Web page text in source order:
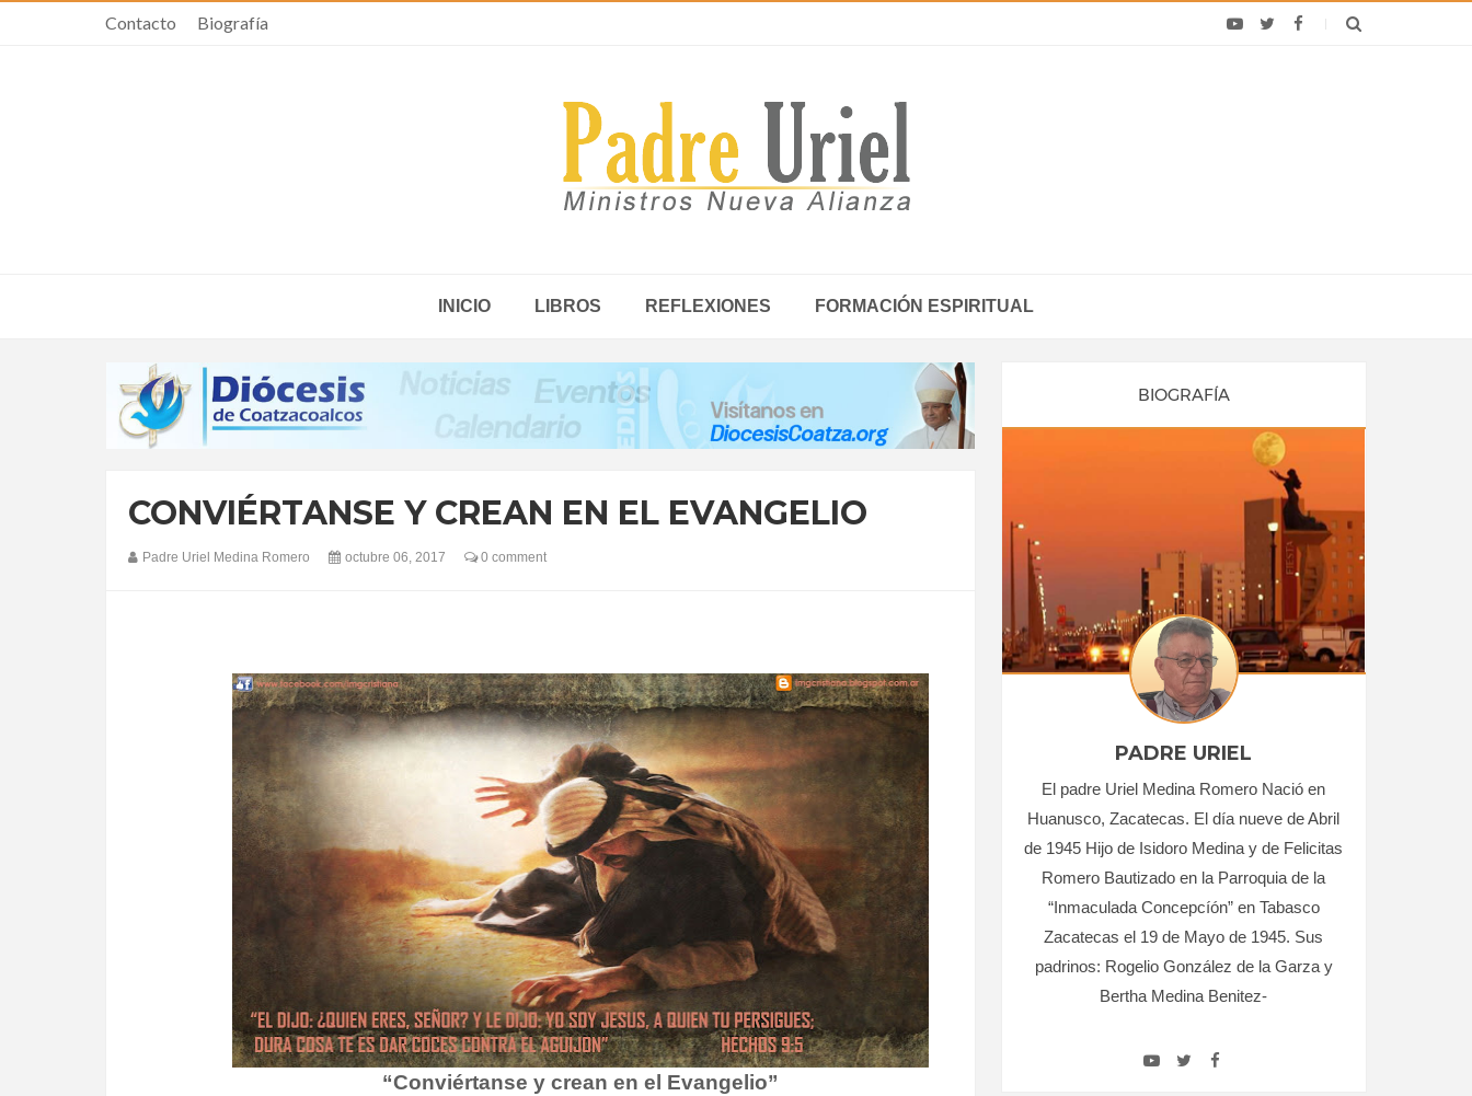
Contacto Biografía
INICIO LIBROS REFLEXIONES FORMACIÓN ESPIRITUAL
CONVIÉRTANSE Y CREAN EN EL EVANGELIO
Padre Uriel Medina Romero octubre 06, 2017 0 comment
“Conviértanse y crean en el Evangelio”
BIOGRAFÍA
PADRE URIEL
El padre Uriel Medina Romero Nació en
Huanusco, Zacatecas. El día nueve de Abril
de 1945 Hijo de Isidoro Medina y de Felicitas
Romero Bautizado en la Parroquia de la
“Inmaculada Concepcíón” en Tabasco
Zacatecas el 19 de Mayo de 1945. Sus
padrinos: Rogelio González de la Garza y
Bertha Medina Benitez-